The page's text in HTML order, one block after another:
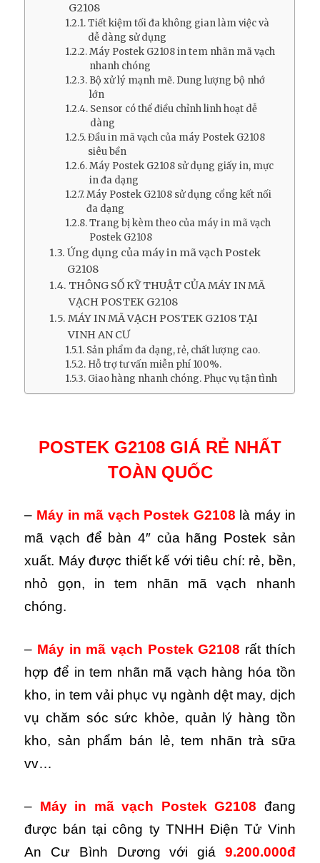
G2108
Tiết kiệm tối đa không gian làm việc và
dễ dàng sử dụng
Máy Postek G2108 in tem nhãn mã vạch
nhanh chóng
Bộ xử lý mạnh mẽ. Dung lượng bộ nhớ
lớn
Sensor có thể điều chỉnh linh hoạt dễ
dàng
Đầu in mã vạch của máy Postek G2108
siêu bền
Máy Postek G2108 sử dụng giấy in, mực
in đa dạng
Máy Postek G2108 sử dụng cổng kết nối
đa dạng
Trang bị kèm theo của máy in mã vạch
Postek G2108
Ứng dụng của máy in mã vạch Postek
G2108
THÔNG SỐ KỸ THUẬT CỦA MÁY IN MÃ
VẠCH POSTEK G2108
MÁY IN MÃ VẠCH POSTEK G2108 TẠI
VINH AN CƯ
Sản phẩm đa dạng, rẻ, chất lượng cao.
Hỗ trợ tư vấn miễn phí 100%.
Giao hàng nhanh chóng. Phục vụ tận tình
POSTEK G2108 GIÁ RẺ NHẤT
TOÀN QUỐC
– Máy in mã vạch Postek G2108 là máy in
mã vạch để bàn 4″ của hãng Postek sản
xuất. Máy được thiết kế với tiêu chí: rẻ, bền,
nhỏ gọn, in tem nhãn mã vạch nhanh
chóng.
– Máy in mã vạch Postek G2108 rất thích
hợp để in tem nhãn mã vạch hàng hóa tồn
kho, in tem vải phục vụ ngành dệt may, dịch
vụ chăm sóc sức khỏe, quản lý hàng tồn
kho, sản phẩm bán lẻ, tem nhãn trà sữa
vv…
– Máy in mã vạch Postek G2108 đang
được bán tại công ty TNHH Điện Tử Vinh
An Cư Bình Dương với giá 9.200.000đ